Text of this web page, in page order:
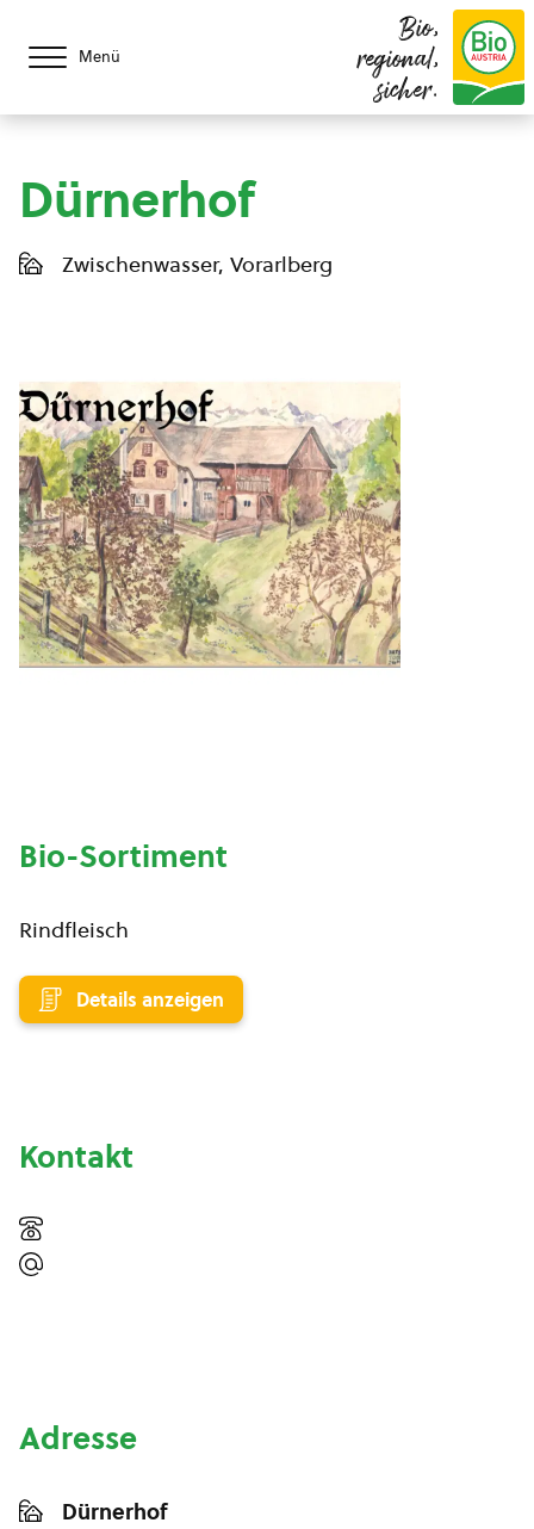
Menü
Bio,
regional,
sicher.
Dürnerhof
Zwischenwasser, Vorarlberg
Bio-Sortiment
Rindfleisch
Details anzeigen
Kontakt
Adresse
Dürnerhof